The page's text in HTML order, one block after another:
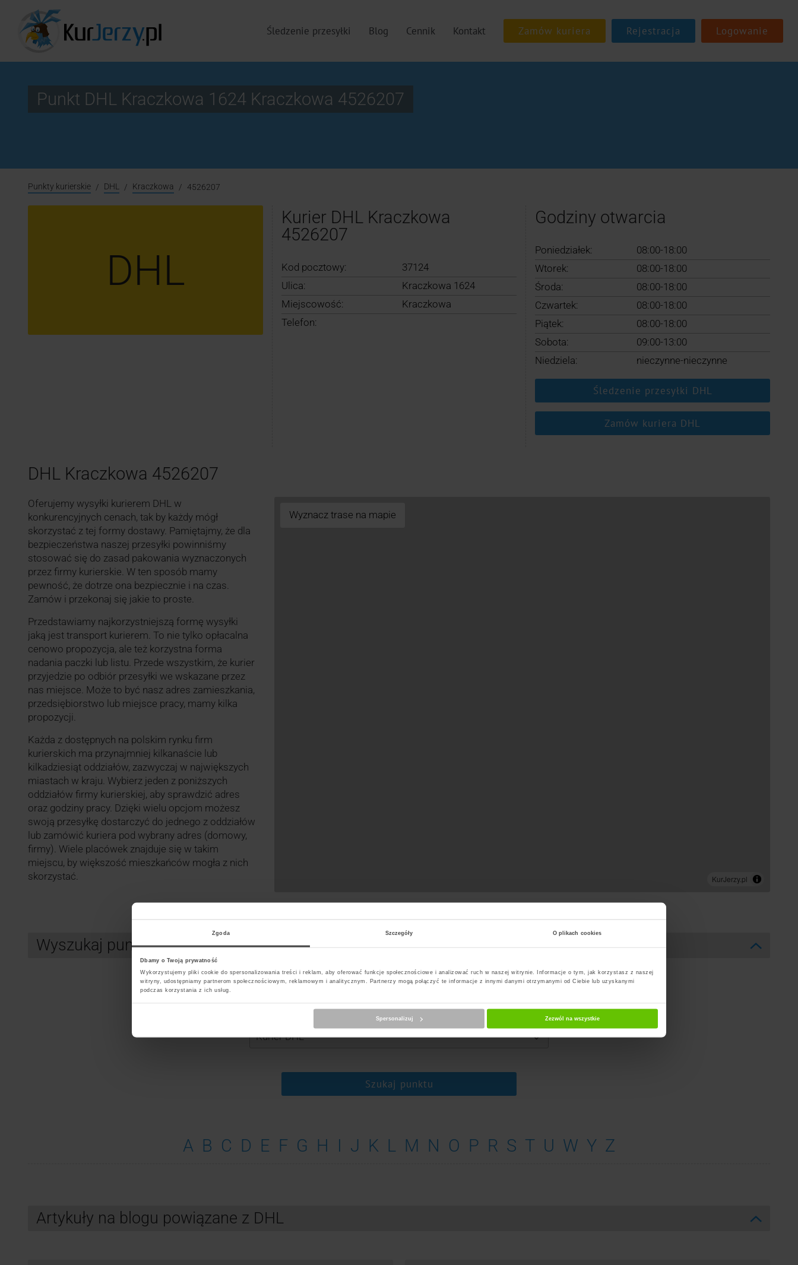
Zgoda Szczegóły O plikach cookies
Dbamy o Twoją prywatność
Wykorzystujemy pliki cookie do spersonalizowania treści i reklam, aby oferować funkcje społecznościowe i analizować ruch w naszej witrynie. Informacje o tym, jak korzystasz z naszej
witryny, udostępniamy partnerom społecznościowym, reklamowym i analitycznym. Partnerzy mogą połączyć te informacje z innymi danymi otrzymanymi od Ciebie lub uzyskanymi
podczas korzystania z ich usług.
Spersonalizuj Zezwól na wszystkie
Śledzenie przesyłki Blog Cennik Kontakt Rejestracja Logowanie
Punkt DHL Kraczkowa 1624 Kraczkowa 4526207
Punkty kurierskie DHL Kraczkowa 4526207
DHL
Kurier DHL Kraczkowa
4526207
Kod pocztowy:
37124
Ulica:
Kraczkowa 1624
Miejscowość:
Kraczkowa
Telefon:
Godziny otwarcia
Poniedziałek:
08:00-18:00
Wtorek:
08:00-18:00
Środa:
08:00-18:00
Czwartek:
08:00-18:00
Piątek:
08:00-18:00
Sobota:
09:00-13:00
Niedziela:
nieczynne-nieczynne
Śledzenie przesyłki DHL
Zamów kuriera DHL
DHL Kraczkowa 4526207
Oferujemy wysyłki kurierem DHL w
konkurencyjnych cenach, tak by każdy mógł
skorzystać z tej formy dostawy. Pamiętajmy, że dla
bezpieczeństwa naszej przesyłki powinniśmy
stosować się do zasad pakowania wyznaczonych
przez firmy kurierskie. W ten sposób mamy
pewność, że dotrze ona bezpiecznie i na czas.
Zamów i przekonaj się jakie to proste.
Przedstawiamy najkorzystniejszą formę wysyłki
jaką jest transport kurierem. To nie tylko opłacalna
cenowo propozycja, ale też korzystna forma
nadania paczki lub listu. Przede wszystkim, że kurier
przyjedzie po odbiór przesyłki we wskazane przez
nas miejsce. Może to być nasz adres zamieszkania,
przedsiębiorstwo lub miejsce pracy, mamy kilka
propozycji.
Każda z dostępnych na polskim rynku firm
kurierskich ma przynajmniej kilkanaście lub
kilkadziesiąt oddziałów, zazwyczaj w największych
miastach w kraju. Wybierz jeden z poniższych
oddziałów firmy kurierskiej, aby sprawdzić adres
oraz godziny pracy. Dzięki wielu opcjom możesz
swoją przesyłkę dostarczyć do jednego z oddziałów
lub zamówić kuriera pod wybrany adres (domowy,
firmy). Wiele placówek znajduje się w takim
miejscu, by większość mieszkańców mogła z nich
skorzystać.
Wyznacz trase na mapie
Wyszukaj punkt kurierski DHL
Search
Szukaj punktu
A B C D E F G H I J K L M N O P R S T U W Y Z
Artykuły na blogu powiązane z DHL